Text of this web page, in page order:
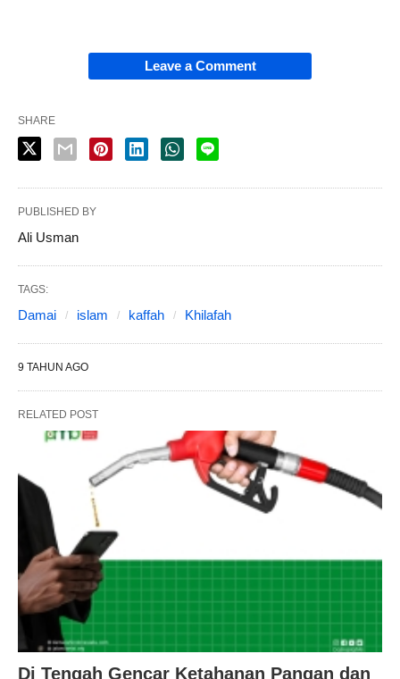
Leave a Comment
SHARE
PUBLISHED BY
Ali Usman
TAGS:
Damai islam kaffah Khilafah
9 TAHUN AGO
RELATED POST
Di Tengah Gencar Ketahanan Pangan dan